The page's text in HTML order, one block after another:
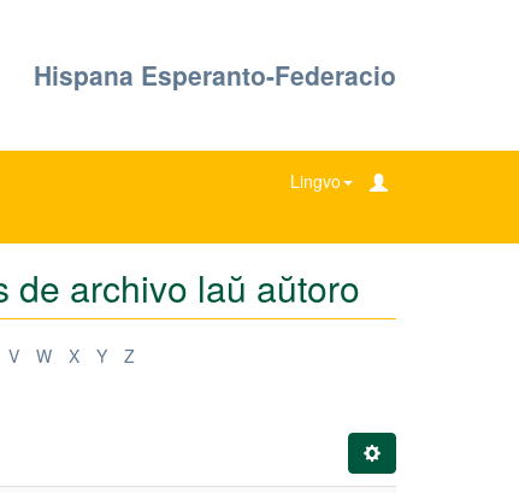
Hispana Esperanto-Federacio
Lingvo
de archivo laŭ aŭtoro
V W X Y
Z